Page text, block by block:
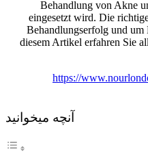
Behandlung von Akne
eingesetzt wird. Die
Behandlungserfolg und
diesem Artikel erfahren Sie
https://
آنچه میخوانید